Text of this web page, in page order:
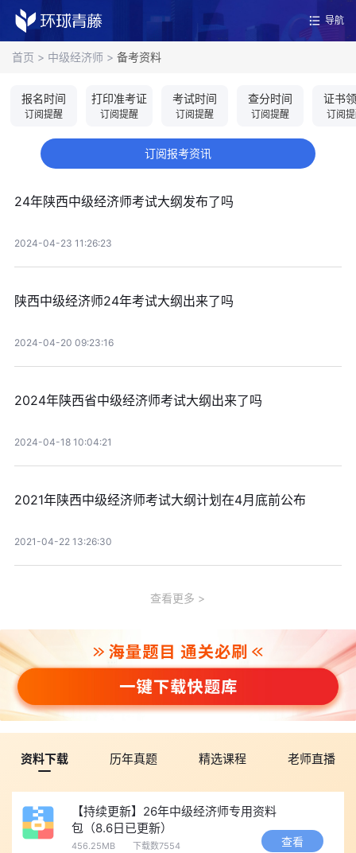
导航
首页 > 中级经济师 > 备考资料
报名时间
订阅提醒
打印准考证
订阅提醒
考试时间
订阅提醒
查分时间
订阅提醒
证书
订阅
订阅报考资讯
24年陕西中级经济师考试大纲发布了吗
2024-04-23 11:26:23
陕西中级经济师24年考试大纲出来了吗
2024-04-20 09:23:16
2024年陕西省中级经济师考试大纲出来了吗
2024-04-18 10:04:21
2021年陕西中级经济师考试大纲计划在4月底前公布
2021-04-22 13:26:30
查看更多
资料下载 历年真题 精选课程 老师直播
【持续更新】26年中级经济师专用资料
包（8.6日已更新）
456.25MB 下载数7554 查看